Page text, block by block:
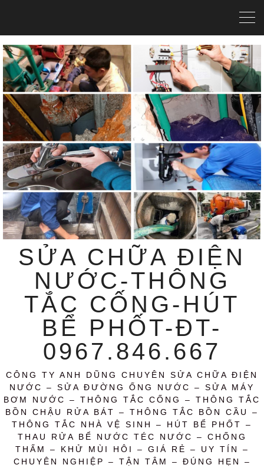
SỬA CHỮA ĐIỆN
NƯỚC-THÔNG
TẮC CỐNG-HÚT
BỂ PHỐT-ĐT-
0967.846.667
CÔNG TY ANH DŨNG CHUYÊN SỬA CHỮA ĐIỆN
NƯỚC – SỬA ĐƯỜNG ỐNG NƯỚC – SỬA MÁY
BƠM NƯỚC – THÔNG TẮC CỐNG – THÔNG TẮC
BỒN CHẬU RỬA BÁT – THÔNG TẮC BỒN CẦU –
THÔNG TẮC NHÀ VỆ SINH – HÚT BỂ PHỐT –
THAU RỬA BỂ NƯỚC TÉC NƯỚC – CHỐNG
THẤM – KHỬ MÙI HÔI – GIÁ RẺ – UY TÍN –
CHUYÊN NGHIỆP – TẬN TÂM – ĐÚNG HẸN –